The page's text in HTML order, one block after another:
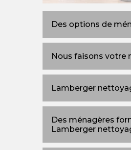
Des options de
Nous faisons votre
Lamberger
Des ménagères
Lamberger